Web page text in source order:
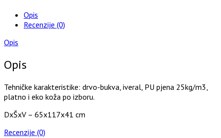
Opis
Recenzije (0)
Opis
Opis
Tehničke karakteristike: drvo-bukva, iveral, PU pjena 25kg/m3,
platno i eko koža po izboru.
DxŠxV – 65x117x41 cm
Recenzije (0)